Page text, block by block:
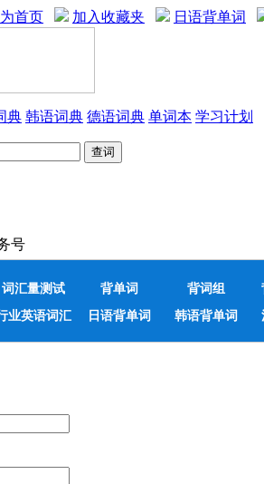
首页 加入收藏夹 日语背单词
典 韩语词典 德语词典 单词本 学习计划
词汇量测试 背单词 背词组
业英语词汇 日语背单词 韩语背单词